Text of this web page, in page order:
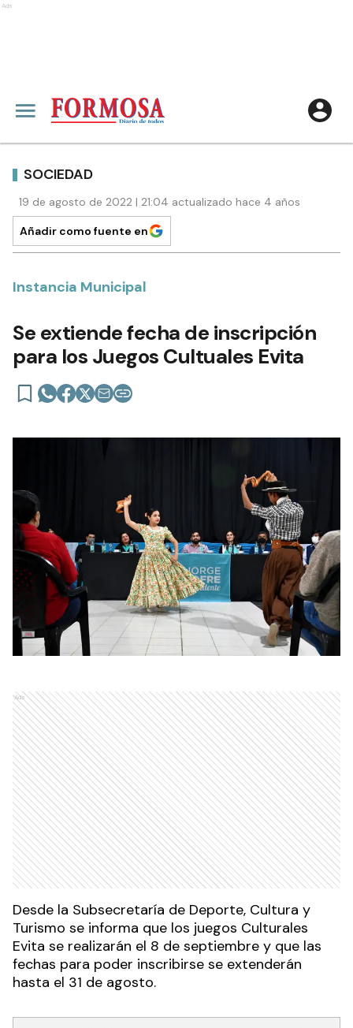
Ads
SOCIEDAD
19 de agosto de 2022 | 21:04 actualizado hace 4 años
Añadir como fuente en
Instancia Municipal
Se extiende fecha de inscripción
para los Juegos Cultuales Evita
Ads
Desde la Subsecretaría de Deporte, Cultura y
Turismo se informa que los juegos Culturales
Evita se realizarán el 8 de septiembre y que las
fechas para poder inscribirse se extenderán
hasta el 31 de agosto.